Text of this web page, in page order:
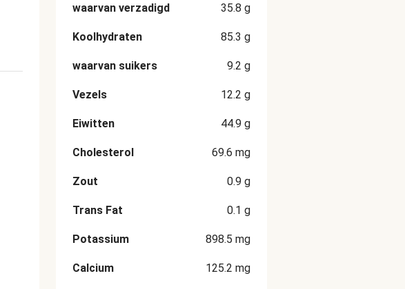
waarvan verzadigd 35.8 g
Koolhydraten 85.3 g
waarvan suikers 9.2 g
Vezels 12.2 g
Eiwitten 44.9 g
Cholesterol 69.6 mg
Zout 0.9 g
Trans Fat 0.1 g
Potassium 898.5 mg
Calcium 125.2 mg